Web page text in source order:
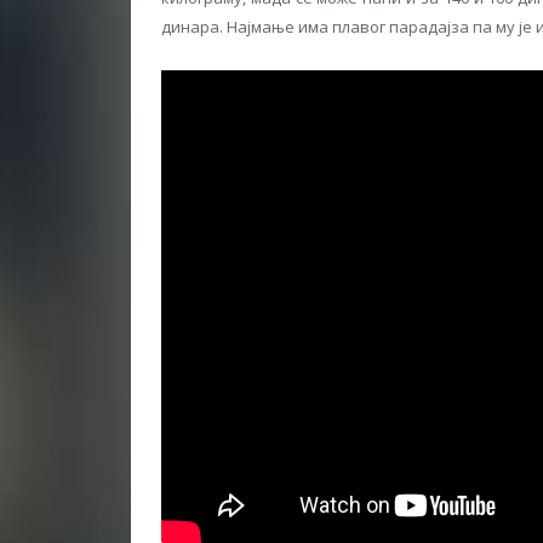
динара. Најмање има плавог парадајза па му је